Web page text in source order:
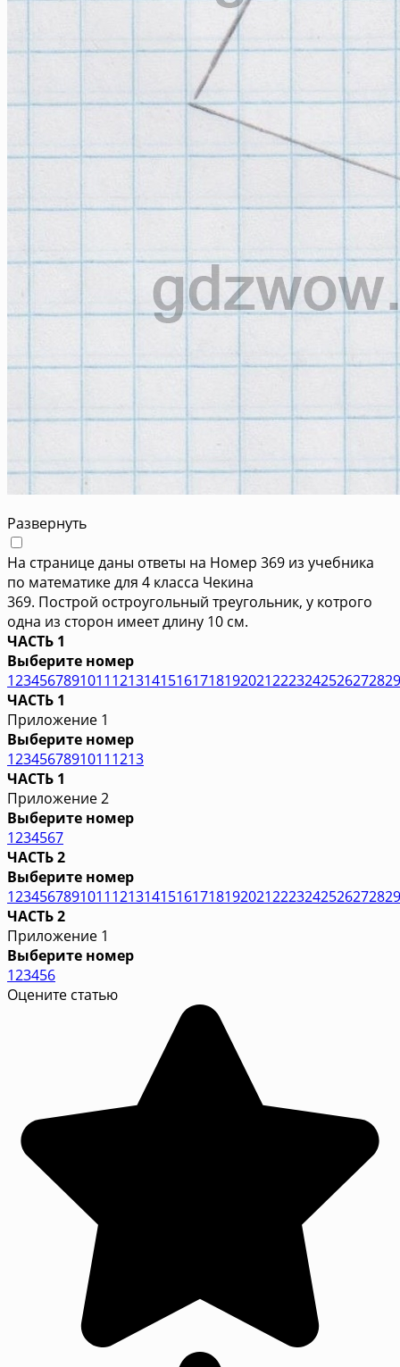
Развернуть
На странице даны ответы на Номер 369 из учебника
по математике для 4 класса Чекина
369. Построй остроугольный треугольник, у котрого
одна из сторон имеет длину 10 см.
ЧАСТЬ 1
Выберите номер
1234567891011121314151617181920212223242526272829
ЧАСТЬ 1
Приложение 1
Выберите номер
12345678910111213
ЧАСТЬ 1
Приложение 2
Выберите номер
1234567
ЧАСТЬ 2
Выберите номер
1234567891011121314151617181920212223242526272829
ЧАСТЬ 2
Приложение 1
Выберите номер
123456
Оцените статью